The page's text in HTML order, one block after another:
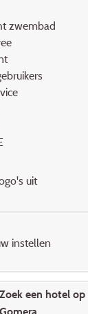
zwembad
uit
instellen
Zoek een hotel op
Gomera